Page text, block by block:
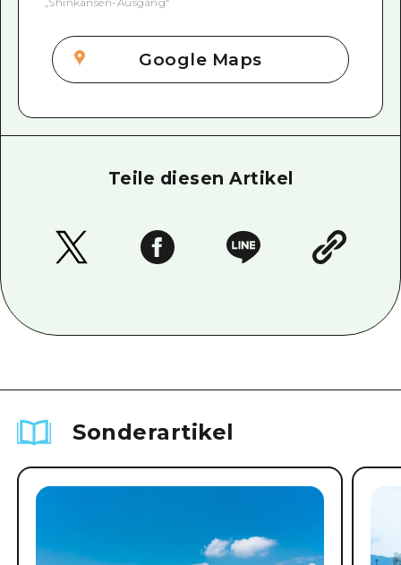
Google Maps
Teile diesen Artikel
Sonderartikel